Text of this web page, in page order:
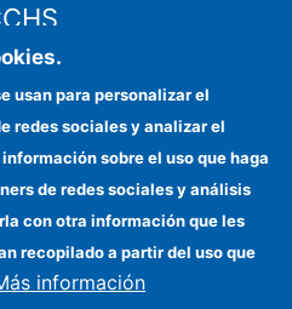
identity
funds
entities
usan para personalizar el
redes sociales y analizar el
sobre el uso que haga
de redes sociales y análisis
con otra información que les
recopilado a partir del uso que
información